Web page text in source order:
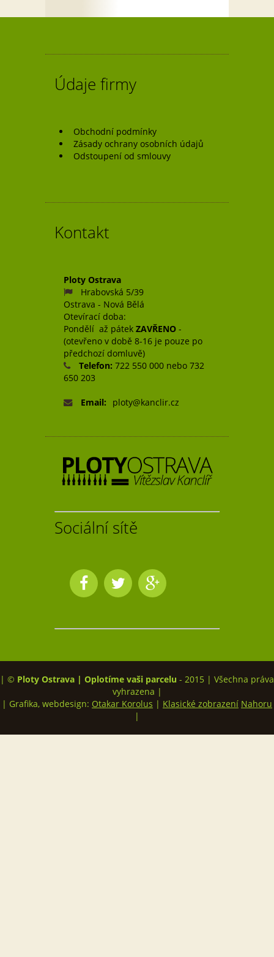
pro
Údaje firmy
Obchodní podmínky
Zásady ochrany osobních údajů
Odstoupení od smlouvy
Kontakt
Ploty Ostrava
Hrabovská 5/39
Ostrava - Nová Bělá
Otevírací doba:
Pondělí až pátek ZAVŘENO -
(otevřeno v době 8-16 je pouze po
předchozí domluvě)
Telefon: 722 550 000 nebo 732
650 203
Email: ploty@kanclir.cz
Sociální sítě
| © Ploty Ostrava | Oplotíme vaši parcelu - 2015 | Všechna práva
vyhrazena |
| Grafika, webdesign: Otakar Korolus | Klasické zobrazení Nahoru
|